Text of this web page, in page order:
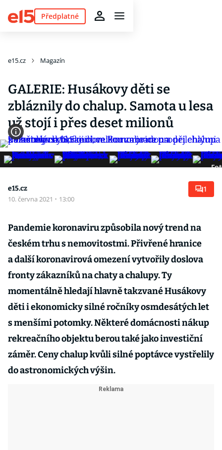
Předplatné
e15.cz Magazín
GALERIE: Husákovy děti se
zbláznily do chalup. Samota u lesa
už stojí i přes deset milionů
e15.cz
10. června 2021 · 13:00
1
Pandemie koronaviru způsobila nový trend na
českém trhu s nemovitostmi. Přivřené hranice
a další koronavirová omezení vytvořily doslova
fronty zákazníků na chaty a chalupy. Ty
momentálně hledají hlavně takzvané Husákovy
děti i ekonomicky silné ročníky osmdesátých let
s menšími potomky. Některé domácnosti nákup
rekreačního objektu berou také jako investiční
záměr. Ceny chalup kvůli silné poptávce vystřelily
do astronomických výšin.